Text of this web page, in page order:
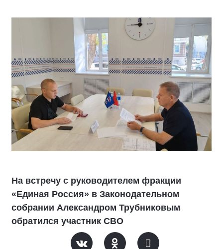
На встречу с руководителем фракции
«Единая Россия» в Законодательном
собрании Александром Трубниковым
обратился участник СВО